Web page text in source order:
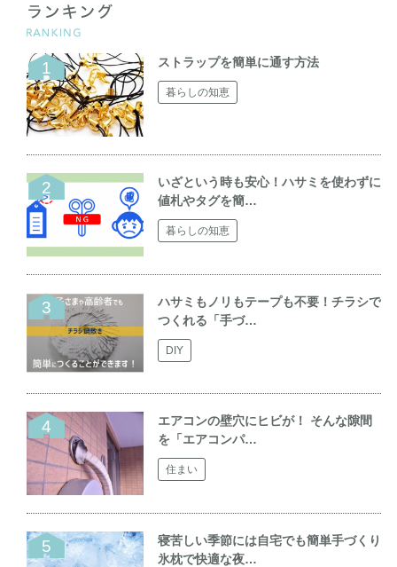
ストラップを簡単に通す方法
暮らしの知恵
いざという時も安心！ハサミを使わずに
値札やタグを簡…
暮らしの知恵
ハサミもノリもテープも不要！チラシで
つくれる「手づ…
DIY
エアコンの壁穴にヒビが！ そんな隙間
を「エアコンパ…
住まい
寝苦しい季節には自宅でも簡単手づくり
氷枕で快適な夜…